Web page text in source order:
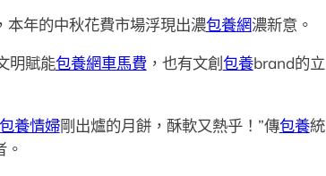
年的中秋花費市場浮現出濃包養網濃新意。
明賦能包養網車馬費，也有文創包養brand的立
包養情婦剛出爐的月餅，酥軟又熱乎！”傳包養統